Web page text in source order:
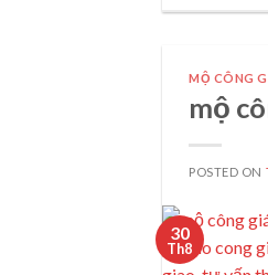
MỘ CÔNG
mộ
POSTED ON
30
Th8